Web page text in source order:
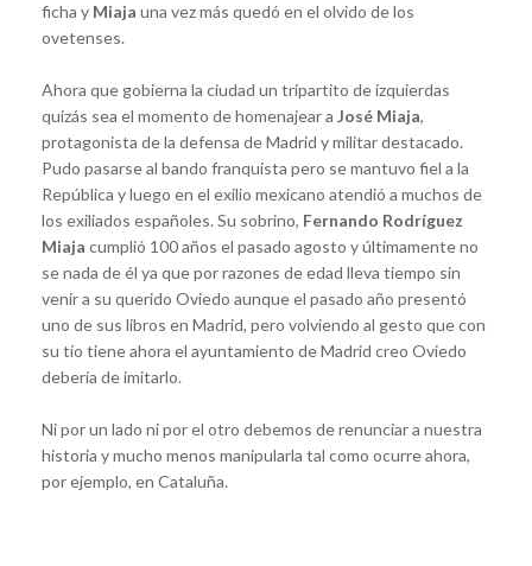
ficha y Miaja una vez más quedó en el olvido de los
ovetenses.
Ahora que gobierna la ciudad un tripartito de izquierdas
quizás sea el momento de homenajear a José Miaja,
protagonista de la defensa de Madrid y militar destacado.
Pudo pasarse al bando franquista pero se mantuvo fiel a la
República y luego en el exilio mexicano atendió a muchos de
los exiliados españoles. Su sobrino, Fernando Rodríguez
Miaja cumplió 100 años el pasado agosto y últimamente no
se nada de él ya que por razones de edad lleva tiempo sin
venir a su querido Oviedo aunque el pasado año presentó
uno de sus libros en Madrid, pero volviendo al gesto que con
su tío tiene ahora el ayuntamiento de Madrid creo Oviedo
debería de imitarlo.
Ni por un lado ni por el otro debemos de renunciar a nuestra
historia y mucho menos manipularla tal como ocurre ahora,
por ejemplo, en Cataluña.